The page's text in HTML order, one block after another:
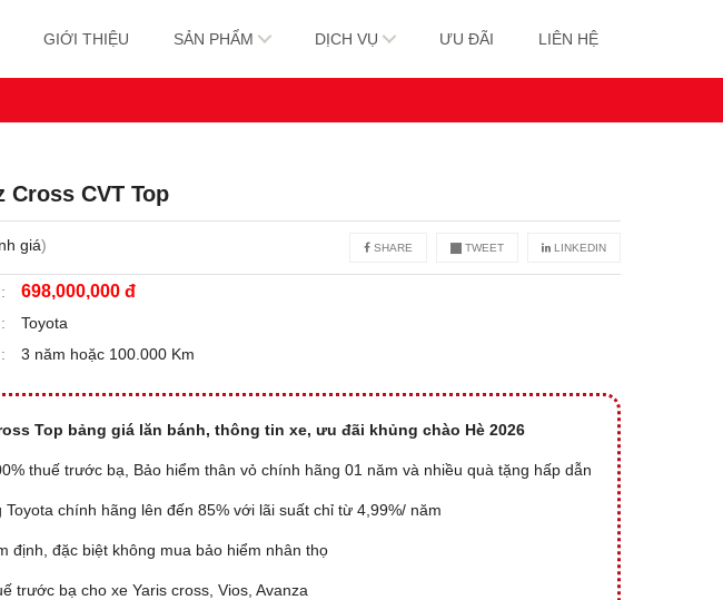
GIỚI THIỆU SẢN PHẨM DỊCH VỤ ƯU ĐÃI LIÊN HỆ
Cross CVT Top
giá) SHARE TWEET LINKEDIN
698,000,000 đ
Toyota
3 năm hoặc 100.000 Km
Top bảng giá lăn bánh, thông tin xe, ưu đãi khủng chào Hè 2026
thuế trước bạ, Bảo hiểm thân vỏ chính hãng 01 năm và nhiều quà tặng hấp dẫn
Toyota chính hãng lên đến 85% với lãi suất chỉ từ 4,99%/ năm
định, đặc biệt không mua bảo hiểm nhân thọ
trước bạ cho xe Yaris cross, Vios, Avanza